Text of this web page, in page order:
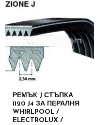
РЕМЪК J СТЪПКА
1120 J4 ЗА ПЕРАЛНЯ
WHIRLPOOL /
ELECTROLUX /